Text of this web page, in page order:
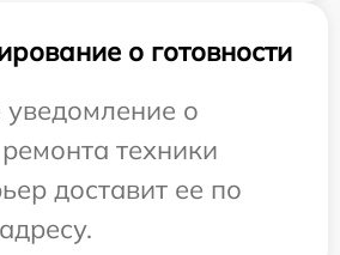
о готовности
о
техники
доставит ее по